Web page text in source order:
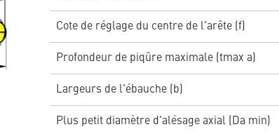
Cote de réglage du centre de l'arête (f)
Profondeur de piqûre maximale (tmax a)
Largeurs de l'ébauche (b)
Plus petit diamètre d'alésage axial (Da min)